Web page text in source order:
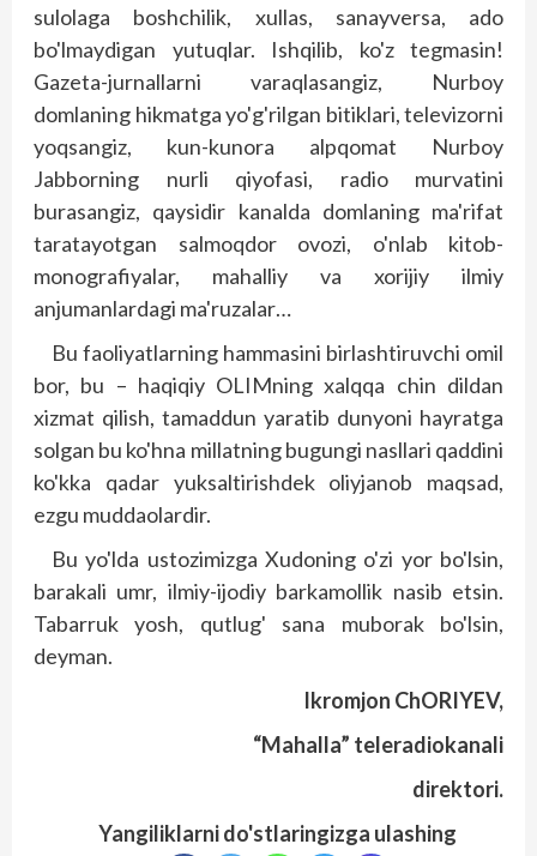
sulolaga boshchilik, xullas, sanayversa, ado
bo'lmaydigan yutuqlar. Ishqilib, ko'z tegmasin!
Gazeta-jurnallarni varaqlasangiz, Nurboy
domlaning hikmatga yo'g'rilgan bitiklari, televizorni
yoqsangiz, kun-kunora alpqomat Nurboy
Jabborning nurli qiyofasi, radio murvatini
burasangiz, qaysidir kanalda domlaning ma'rifat
taratayotgan salmoqdor ovozi, o'nlab kitob-
monografiyalar, mahalliy va xorijiy ilmiy
anjumanlardagi ma'ruzalar…
Bu faoliyatlarning hammasini birlashtiruvchi omil
bor, bu – haqiqiy OLIMning xalqqa chin dildan
xizmat qilish, tamaddun yaratib dunyoni hayratga
solgan bu ko'hna millatning bugungi nasllari qaddini
ko'kka qadar yuksaltirishdek oliyjanob maqsad,
ezgu muddaolardir.
Bu yo'lda ustozimizga Xudoning o'zi yor bo'lsin,
barakali umr, ilmiy-ijodiy barkamollik nasib etsin.
Tabarruk yosh, qutlug' sana muborak bo'lsin,
deyman.
Ikromjon ChORIYEV,
“Mahalla” teleradiokanali
direktori.
Yangiliklarni do'stlaringizga ulashing